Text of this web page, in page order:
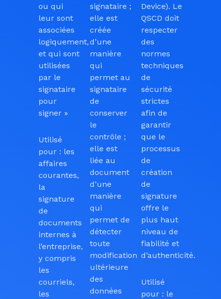
ou qui
leur sont
associées
logiquement,
et qui sont
utilisées
par le
signataire
pour
signer »
Utilisé
pour : les
affaires
courantes,
la
signature
de
documents
internes à
l’entreprise,
y compris
les
courriels,
les
signataire ;
elle est
créée
d’une
manière
qui
permet au
signataire
de
conserver
le
contrôle ;
elle est
liée au
document
d’une
manière
qui
permet de
détecter
toute
modification
ultérieure
des
données
Device). Le
QSCD doit
respecter
des
normes
techniques
de
sécurité
strictes
afin de
garantir
que le
processus
de
création
de
signature
offre le
plus haut
niveau de
fiabilité et
d’authenticité.
Utilisé
pour : le